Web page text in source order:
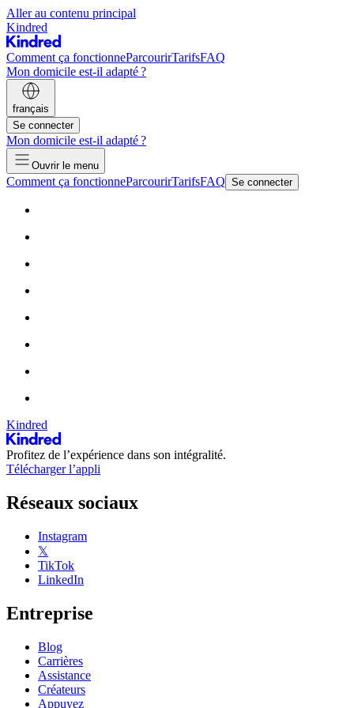
Aller au contenu principal
Kindred
Comment ça fonctionneParcourirTarifsFAQ
Mon domicile est-il adapté ?
français
Se connecter
Mon domicile est-il adapté ?
Ouvrir le menu
Comment ça fonctionneParcourirTarifsFAQ Se connecter
Kindred
Profitez de l’expérience dans son intégralité.
Télécharger l’appli
Réseaux sociaux
Instagram
𝕏
TikTok
LinkedIn
Entreprise
Blog
Carrières
Assistance
Créateurs
Appuyez